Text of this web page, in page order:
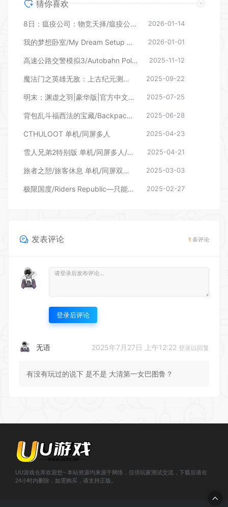
猜你喜欢
8日：瘟疫公司：物竞天择/瘟疫公司：进化/Plague Inc: Evolved 更新v1.22.1.5 2026-01-14
我的梦想卧室/My Dream Setup （更新v30.10.2025—更新模拟赛车DLC） 2026-01-01
高速公路交警模拟3/Autobahn Police Simulator 3（更新v1.4.1—更新超速监视区DLC） 2025-11-12
魔法门之英雄无敌：上古纪元测试版 2025-09-22
明末：渊虚之羽|豪华版|官方中文|支持手柄|Wuchang Fallen Feathers 2025-07-25
背包乱斗福西法的宝藏/Backpack Battles （更新v1.0.1 网络联机） 2025-06-28
CTHULOOT 单机/同屏多人 2025-04-23
雪人兄弟2特别版 单机/同屏多人/网络联机 2025-04-21
旅者之憩/旅客休息 单机/同屏双人/Travellers Rest（更新v0.7.0.5） 2025-03-03
极限国度/Riders Republic—只能玩单机禅模式 2025-02-27
发表评论 1 条评论
登录后评论
无语 2025年7月27日 上午12:22 登录以回复
有没有玩过的说下 是不是 大清第一女巴图鲁？
UU游戏仓库欢迎您~ 本站资源均来源于网络，仅供玩家测试交流，下载后请在
24小时内删除，如需购买，请支持正版。